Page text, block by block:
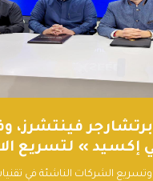
فينتشرز،
» لتسريع
ومستقبل العمل
الشركات الناشئة في